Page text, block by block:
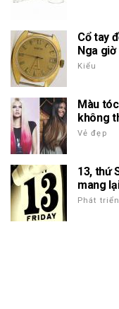
Cổ tay
Nga giờ
Kiểu
Màu
không
Vẻ đẹp
13, thứ
mang
Phát